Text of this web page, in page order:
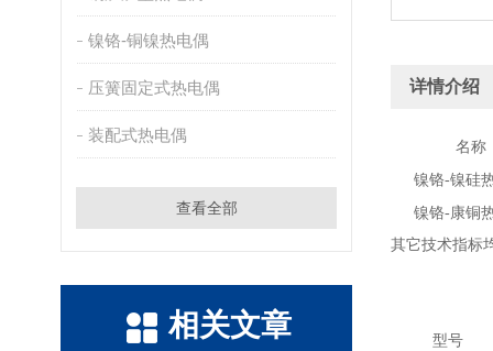
镍铬-铜镍热电偶
压簧固定式热电偶
装配式热电偶
查看全部
相关文章
详情介绍
名称
镍铬-镍硅
镍铬-康铜
其它技术指标
型号